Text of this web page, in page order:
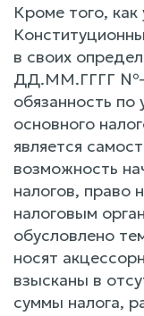
Кроме того,
в своих
ДД.ММ.ГГГГ
обязанность по
основного
является
возможность
налогов, право
налоговым
обусловлено
носят
взысканы в
суммы налога,